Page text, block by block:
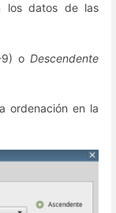
los datos de las
9) oDescendente
ordenación en la